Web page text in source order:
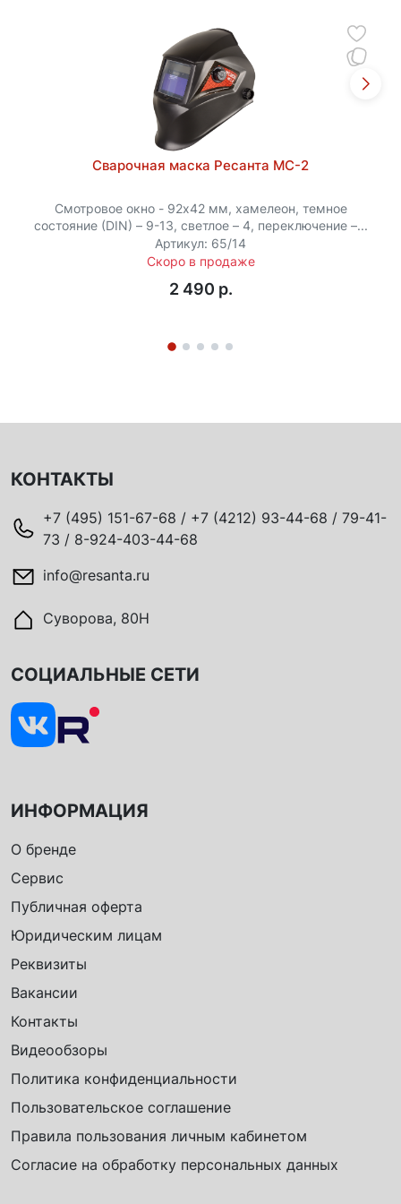
Сварочная маска Ресанта МС-2
Смотровое окно - 92х42 мм, хамелеон, темное
состояние (DIN) – 9-13, светлое – 4, переключение –...
Артикул: 65/14
Скоро в продаже
2 490 p.
КОНТАКТЫ
+7 (495) 151-67-68 / +7 (4212) 93-44-68 / 79-41-
73 / 8-924-403-44-68
info@resanta.ru
Суворова, 80Н
ИНФОРМАЦИЯ
О бренде
Сервис
Публичная оферта
Юридическим лицам
Реквизиты
Вакансии
Контакты
Видеообзоры
Политика конфиденциальности
Пользовательское соглашение
Правила пользования личным кабинетом
Согласие на обработку персональных данных
СОЦИАЛЬНЫЕ СЕТИ